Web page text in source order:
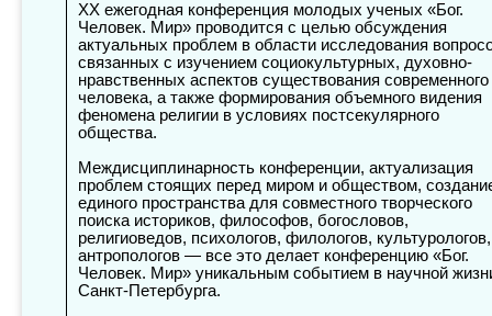
XX ежегодная конференция молодых ученых «Бог.
Человек. Мир» проводится с целью обсуждения
актуальных проблем в области исследования
связанных с изучением социокультурных, духовно-
нравственных аспектов существования современного
человека, а также формирования объемного видения
феномена религии в условиях постсекулярного
общества.
Междисциплинарность конференции, актуализация
проблем стоящих перед миром и обществом,
единого пространства для совместного творческого
поиска историков, философов, богословов,
религиоведов, психологов, филологов, культурологов,
антропологов — все это делает конференцию «Бог.
Человек. Мир» уникальным событием в научной
Санкт-Петербурга.